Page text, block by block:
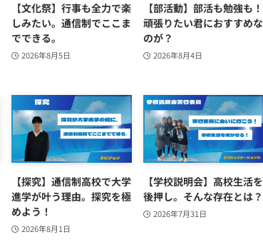
【文化祭】行事も全力で楽
しみたい。通信制でここま
でできる。
2026年8月5日
【部活動】部活も勉強も！
頑張りたい君におすすめな
のが？
2026年8月4日
【探究】通信制高校で大学
進学が叶う理由。探究を極
めよう！
2026年8月1日
【学校説明会】高校生活を
後押し。そんな存在とは？
2026年7月31日